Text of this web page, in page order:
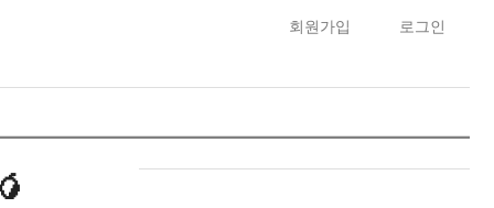
회원가입 로그인